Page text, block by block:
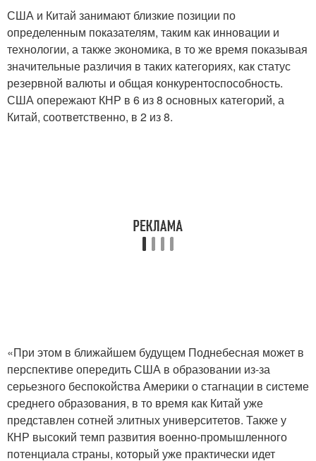
США и Китай занимают близкие позиции по
определенным показателям, таким как инновации и
технологии, а также экономика, в то же время показывая
значительные различия в таких категориях, как статус
резервной валюты и общая конкурентоспособность.
США опережают КНР в 6 из 8 основных категорий, а
Китай, соответственно, в 2 из 8.
«При этом в ближайшем будущем Поднебесная может в
перспективе опередить США в образовании из-за
серьезного беспокойства Америки о стагнации в системе
среднего образования, в то время как Китай уже
представлен сотней элитных университетов. Также у
КНР высокий темп развития военно-промышленного
потенциала страны, который уже практически идет